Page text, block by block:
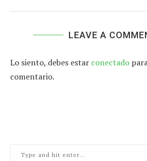
LEAVE A
Lo siento, debes estar conectado
comentario.